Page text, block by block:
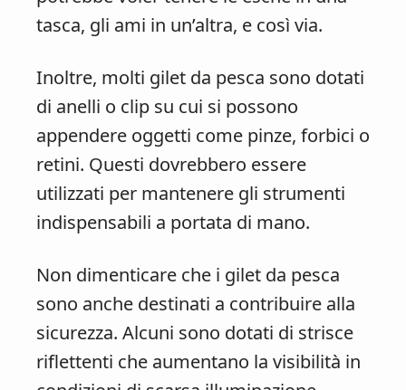
tasca, gli ami in un’altra, e così via.
Inoltre, molti gilet da pesca sono dotati
di anelli o clip su cui si possono
appendere oggetti come pinze, forbici o
retini. Questi dovrebbero essere
utilizzati per mantenere gli strumenti
indispensabili a portata di mano.
Non dimenticare che i gilet da pesca
sono anche destinati a contribuire alla
sicurezza. Alcuni sono dotati di strisce
riflettenti che aumentano la visibilità in